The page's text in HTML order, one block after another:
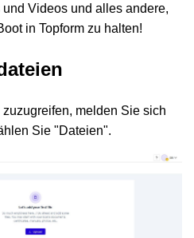
Videos und alles andere,
in Topform zu halten!
melden Sie sich
Sie "Dateien".